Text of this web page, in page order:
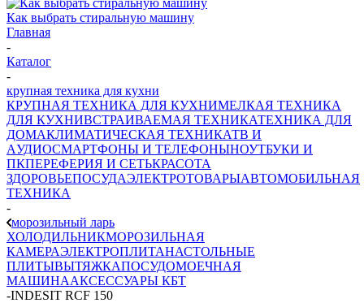
Как выбрать стиральную машину
Главная
-
Каталог
-
крупная техника для кухни
КРУПНАЯ ТЕХНИКА ДЛЯ КУХНИМЕЛКАЯ ТЕХНИКА
ДЛЯ КУХНИВСТРАИВАЕМАЯ ТЕХНИКАТЕХНИКА ДЛЯ
ДОМАКЛИМАТИЧЕСКАЯ ТЕХНИКАТВ И
AУДИОСМАРТФОНЫ И ТЕЛЕФОНЫНОУТБУКИ И
ПКПЕРЕФЕРИЯ И СЕТЬКРАСОТА
ЗДОРОВЬЕПОСУДАЭЛЕКТРОТОВАРЫАВТОМОБИЛЬНАЯ
ТЕХНИКА
-
морозильный ларь
ХОЛОДИЛЬНИКМОРОЗИЛЬНАЯ
КАМЕРАЭЛЕКТРОПЛИТАНАСТОЛЬНЫЕ
ПЛИТЫВЫТЯЖКАПОСУДОМОЕЧНАЯ
МАШИНААКСЕССУАРЫ КБТ
-INDESIT RCF 150